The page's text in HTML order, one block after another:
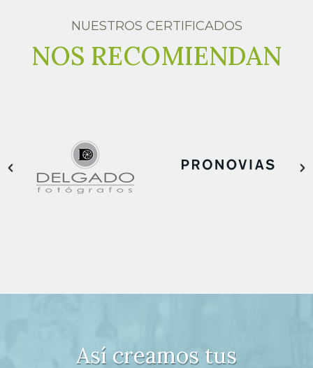
NUESTROS CERTIFICADOS
NOS RECOMIENDAN
Así creamos tus